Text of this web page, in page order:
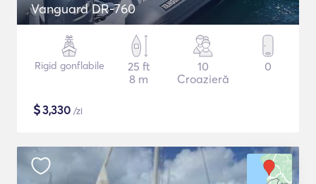
Vanguard DR-760
Rigid gonflabile
25 ft
8 m
10
Croazieră
0
$3,330 /zi